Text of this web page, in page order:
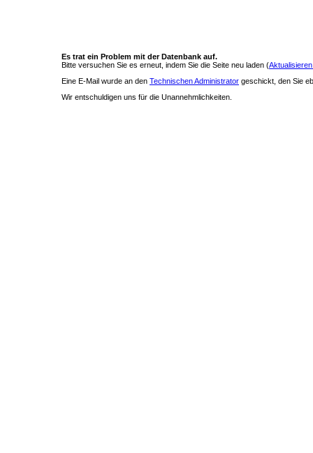
Es trat ein Problem mit der Datenbank auf.
Bitte versuchen Sie es erneut, indem Sie die Seite neu laden (
Eine E-Mail wurde an den Technischen Administrator geschickt, den Sie
Wir entschuldigen uns für die Unannehmlichkeiten.